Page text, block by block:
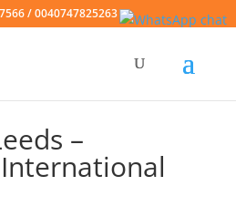
/ 0040747825263
–